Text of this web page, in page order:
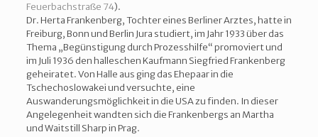
Feuerbachstraße 74).
Dr. Herta Frankenberg, Tochter eines Berliner Arztes, hatte in
Freiburg, Bonn und Berlin Jura studiert, im Jahr 1933 über das
Thema „Begünstigung durch Prozesshilfe“ promoviert und
im Juli 1936 den halleschen Kaufmann Siegfried Frankenberg
geheiratet. Von Halle aus ging das Ehepaar in die
Tschechoslowakei und versuchte, eine
Auswanderungsmöglichkeit in die USA zu finden. In dieser
Angelegenheit wandten sich die Frankenbergs an Martha
und Waitstill Sharp in Prag.